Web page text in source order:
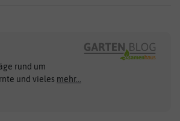
Clever Pots
COMPO
rund um
und vieles mehr...